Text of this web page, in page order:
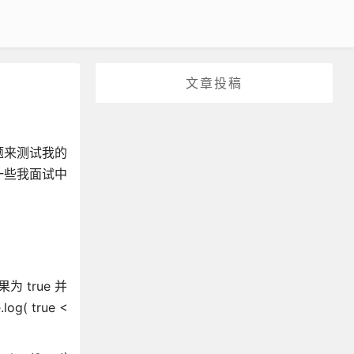
文章投稿
测试我的
我面试中
为 true 并
true <